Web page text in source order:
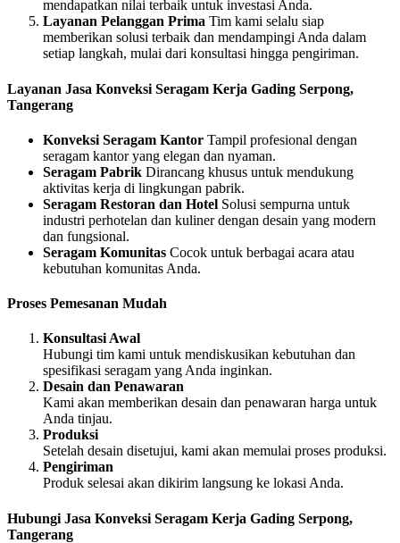
mendapatkan nilai terbaik untuk investasi Anda.
Layanan Pelanggan Prima Tim kami selalu siap
memberikan solusi terbaik dan mendampingi Anda dalam
setiap langkah, mulai dari konsultasi hingga pengiriman.
Layanan Jasa Konveksi Seragam Kerja Gading Serpong,
Tangerang
Konveksi Seragam Kantor Tampil profesional dengan
seragam kantor yang elegan dan nyaman.
Seragam Pabrik Dirancang khusus untuk mendukung
aktivitas kerja di lingkungan pabrik.
Seragam Restoran dan Hotel Solusi sempurna untuk
industri perhotelan dan kuliner dengan desain yang modern
dan fungsional.
Seragam Komunitas Cocok untuk berbagai acara atau
kebutuhan komunitas Anda.
Proses Pemesanan Mudah
Konsultasi Awal
Hubungi tim kami untuk mendiskusikan kebutuhan dan
spesifikasi seragam yang Anda inginkan.
Desain dan Penawaran
Kami akan memberikan desain dan penawaran harga untuk
Anda tinjau.
Produksi
Setelah desain disetujui, kami akan memulai proses produksi.
Pengiriman
Produk selesai akan dikirim langsung ke lokasi Anda.
Hubungi Jasa Konveksi Seragam Kerja Gading Serpong,
Tangerang